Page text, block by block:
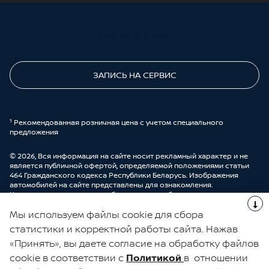
ЗАПИСЬ НА СЕРВИС
¹ Рекомендованная розничная цена с учетом специального
предложения
© 2026, Вся информация на сайте носит рекламный характер и не
является публичной офертой, определяемой положениями статьи
464 Гражданского кодекса Республики Беларусь. Изображения
автомобилей на сайте представлены для ознакомления.
Комплектации и цены могут быть изменены без предварительного
автоцентре ООО “ДрайвМоторс”.
ЭЛЕКТРОННАЯ КНИГА ОТЗЫВОВ
Мы используем файлы cookie для сбора
статистики и корректной работы сайта. Нажав
«Принять», вы даете согласие на обработку файлов
cookie в соответствии с Политикой в отношении